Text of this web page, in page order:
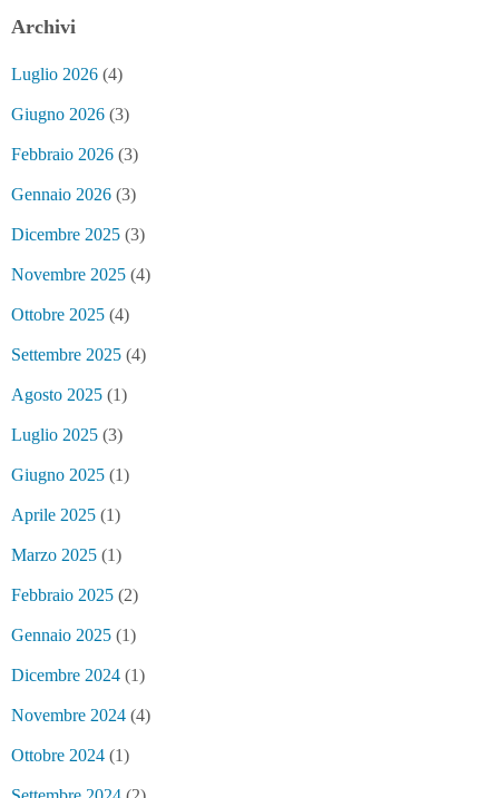
Archivi
Luglio 2026 (4)
Giugno 2026 (3)
Febbraio 2026 (3)
Gennaio 2026 (3)
Dicembre 2025 (3)
Novembre 2025 (4)
Ottobre 2025 (4)
Settembre 2025 (4)
Agosto 2025 (1)
Luglio 2025 (3)
Giugno 2025 (1)
Aprile 2025 (1)
Marzo 2025 (1)
Febbraio 2025 (2)
Gennaio 2025 (1)
Dicembre 2024 (1)
Novembre 2024 (4)
Ottobre 2024 (1)